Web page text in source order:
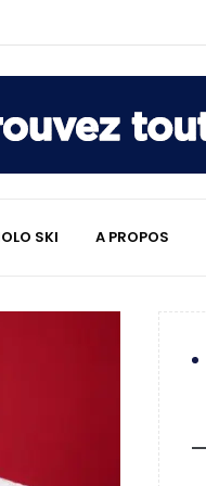
SKI A PROPOS